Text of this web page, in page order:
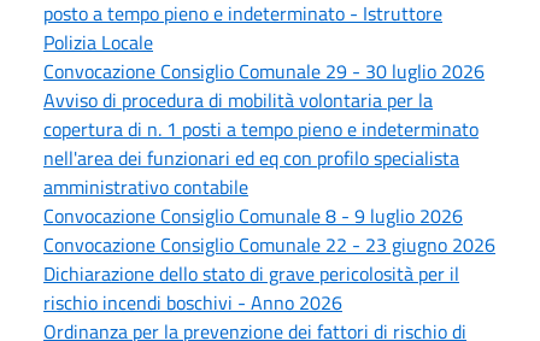
posto a tempo pieno e indeterminato - Istruttore
Polizia Locale
Convocazione Consiglio Comunale 29 - 30 luglio 2026
Avviso di procedura di mobilità volontaria per la
copertura di n. 1 posti a tempo pieno e indeterminato
nell'area dei funzionari ed eq con profilo specialista
amministrativo contabile
Convocazione Consiglio Comunale 8 - 9 luglio 2026
Convocazione Consiglio Comunale 22 - 23 giugno 2026
Dichiarazione dello stato di grave pericolosità per il
rischio incendi boschivi - Anno 2026
Ordinanza per la prevenzione dei fattori di rischio di